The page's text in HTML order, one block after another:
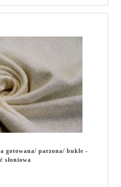
gotowana/ parzona/ bukle -
słoniowa